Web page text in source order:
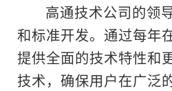
高通技术公司的领
和标准开发。通过每年
提供全面的技术特性和
技术，确保用户在广泛